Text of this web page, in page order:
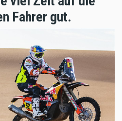
Fahrer gut.